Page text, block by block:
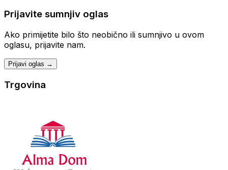
Prijavite sumnjiv oglas
Ako primijetite bilo što neobično ili sumnjivo u ovom
oglasu, prijavite nam.
Prijavi oglas →
Trgovina